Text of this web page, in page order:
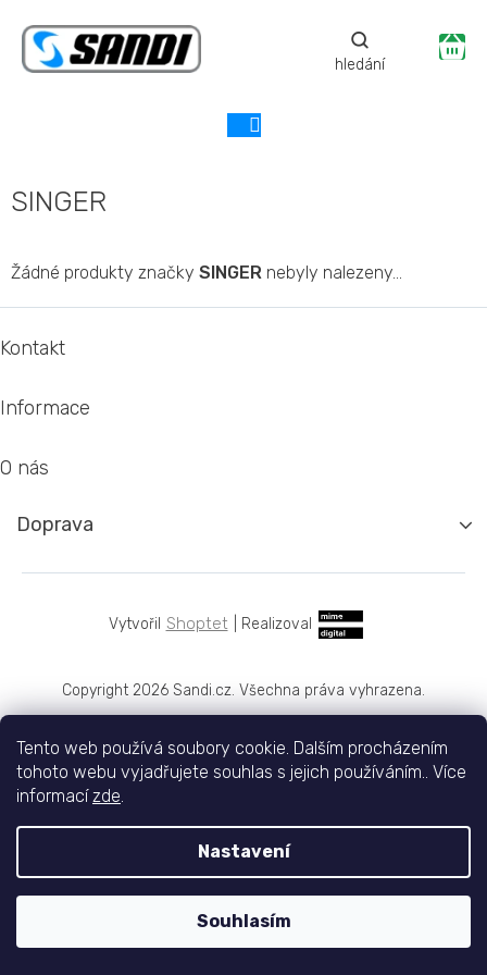
Tento web používá soubory cookie. Dalším procházením
tohoto webu vyjadřujete souhlas s jejich používáním.. Více
informacízde.
Nastavení
Souhlasím
obsah
SINGER
Žádné produkty značky SINGER nebyly nalezeny...
á
t
Kontakt
Informace
O nás
Doprava
Shoptet Realizoval
Copyright 2026 Sandi.cz. Všechna práva vyhrazena.